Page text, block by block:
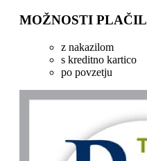
MOŽNOSTI PLAČIL
z nakazilom
s kreditno kartico
po povzetju